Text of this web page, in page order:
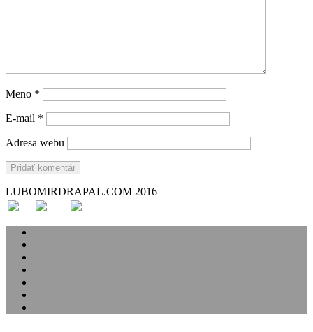
Meno *
E-mail *
Adresa webu
LUBOMIRDRAPAL.COM 2016